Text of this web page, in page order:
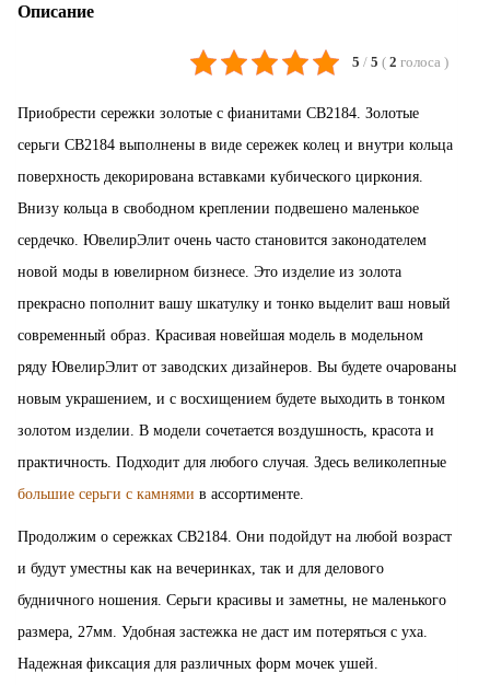
Описание
5 / 5 ( 2 голоса )
Приобрести сережки золотые с фианитами СВ2184. Золотые
серьги СВ2184 выполнены в виде сережек колец и внутри кольца
поверхность декорирована вставками кубического циркония.
Внизу кольца в свободном креплении подвешено маленькое
сердечко. ЮвелирЭлит очень часто становится законодателем
новой моды в ювелирном бизнесе. Это изделие из золота
прекрасно пополнит вашу шкатулку и тонко выделит ваш новый
современный образ. Красивая новейшая модель в модельном
ряду ЮвелирЭлит от заводских дизайнеров. Вы будете очарованы
новым украшением, и с восхищением будете выходить в тонком
золотом изделии. В модели сочетается воздушность, красота и
практичность. Подходит для любого случая. Здесь великолепные
большие серьги с камнями в ассортименте.
Продолжим о сережках СВ2184. Они подойдут на любой возраст
и будут уместны как на вечеринках, так и для делового
будничного ношения. Серьги красивы и заметны, не маленького
размера, 27мм. Удобная застежка не даст им потеряться с уха.
Надежная фиксация для различных форм мочек ушей.